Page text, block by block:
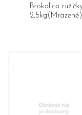
Brokolica
2,5kg(Mrazené)